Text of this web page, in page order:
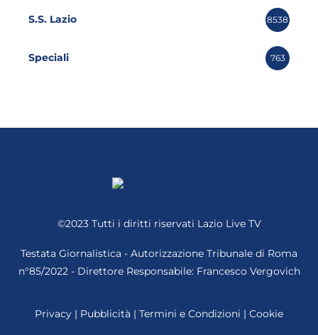
S.S. Lazio 8538
Speciali 763
©2023 Tutti i diritti riservati Lazio Live TV
Testata Giornalistica - Autorizzazione Tribunale di Roma
n°85/2022 - Direttore Responsabile: Francesco Vergovich
Privacy | Pubblicità | Termini e Condizioni | Cookie